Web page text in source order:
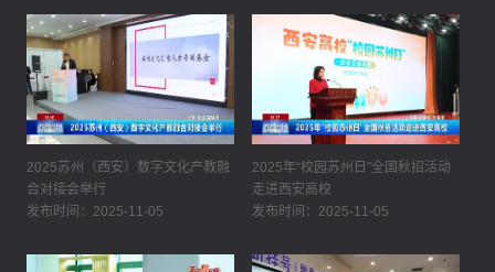
2025苏州（西安）数字文化产教融
合对接会举行
发布时间：2025-11-05
2025年“校园苏州日”全国秋招活动
走进西安高校
发布时间：2025-11-05